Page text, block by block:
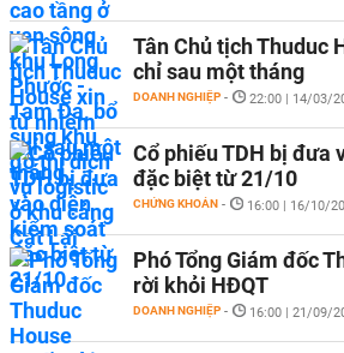
Tân Chủ tịch Thuduc
chỉ sau một tháng
DOANH NGHIỆP - 22:00 | 14/03/
Cổ phiếu TDH bị đưa
đặc biệt từ 21/10
CHỨNG KHOÁN - 16:00 | 16/10/
Phó Tổng Giám đốc
rời khỏi HĐQT
DOANH NGHIỆP - 16:00 | 21/09/